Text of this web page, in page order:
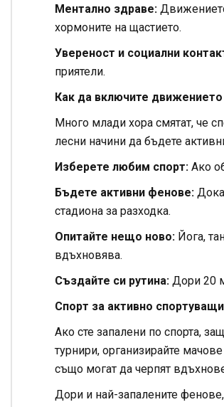
Ментално здраве:
хормоните на щастието.
Увереност и социални
приятели.
Как да включите
Много млади хора смятат, че
лесни начини да бъдете
Изберете любим спорт: Ако
Бъдете активни фенове:
стадиона за разходка.
Опитайте нещо ново: Йога,
вдъхновява.
Създайте си рутина: Дори 20
Спорт за активно
Ако сте запалени по спорта,
турнири, организирайте
също могат да черпят
Дори и най-запалените